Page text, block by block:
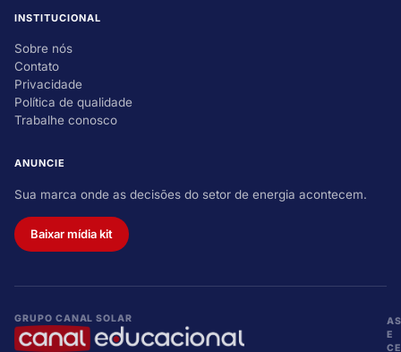
INSTITUCIONAL
Sobre nós
Contato
Privacidade
Política de qualidade
Trabalhe conosco
ANUNCIE
Sua marca onde as decisões do setor de energia acontecem.
Baixar mídia kit
GRUPO CANAL SOLAR
E